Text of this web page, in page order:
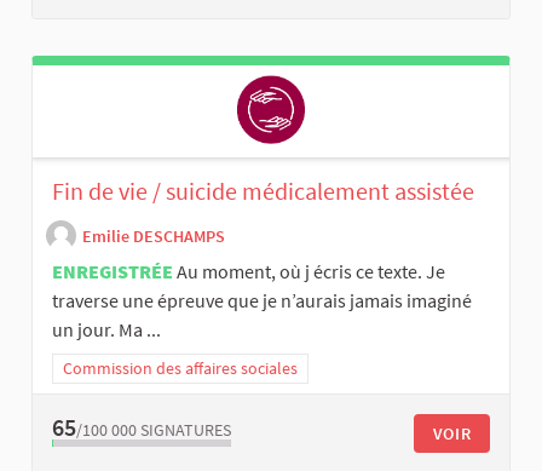
Fin de vie / suicide médicalement assistée
Emilie DESCHAMPS
ENREGISTRÉE Au moment, où j écris ce texte. Je
traverse une épreuve que je n’aurais jamais imaginé
un jour. Ma ...
Commission des affaires sociales
65/100 000 SIGNATURES VOIR